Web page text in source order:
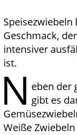
Geschmack,
intensiver
ist.
N eben der
gibt es
Weiße